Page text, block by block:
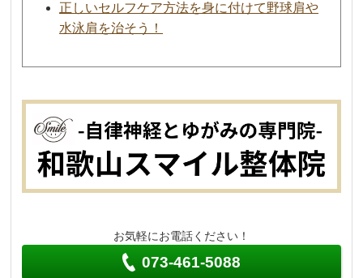
正しいセルフケア方法を身に付けて野球肩や
水泳肩を治そう！
お気軽にお電話ください！
073-461-5088